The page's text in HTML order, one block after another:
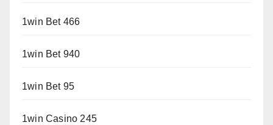
1win Bet 466
1win Bet 940
1win Bet 95
1win Casino 245